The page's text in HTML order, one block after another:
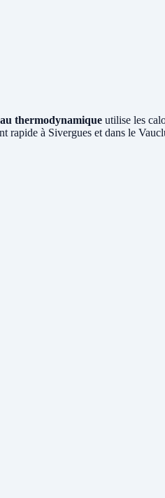
thermodynamique utilise les
rapide à Sivergues et dans le